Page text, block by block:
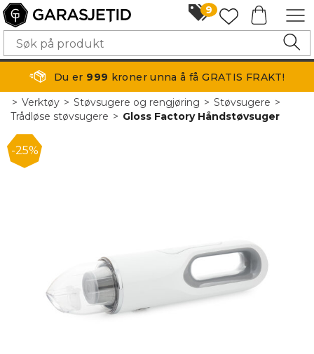
9
Du er 999 kroner unna å få GRATIS FRAKT!
>Verktøy>Støvsugere og rengjøring>Støvsugere>
Trådløse støvsugere>Gloss Factory Håndstøvsuger
25%